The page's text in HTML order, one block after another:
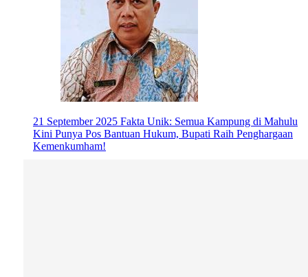
21 September 2025 Fakta Unik: Semua Kampung di Mahulu
Kini Punya Pos Bantuan Hukum, Bupati Raih Penghargaan
Kemenkumham!